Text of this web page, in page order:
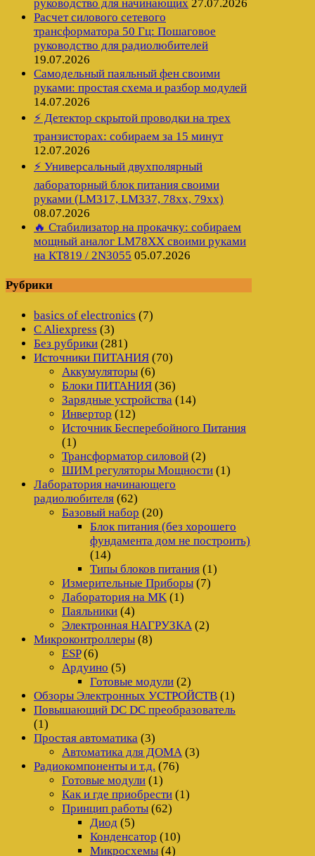
руководство для начинающих 27.07.2026
Расчет силового сетевого
трансформатора 50 Гц: Пошаговое
руководство для радиолюбителей
19.07.2026
Самодельный паяльный фен своими
руками: простая схема и разбор модулей
14.07.2026
⚡ Детектор скрытой проводки на трех
транзисторах: собираем за 15 минут
12.07.2026
⚡ Универсальный двухполярный
лабораторный блок питания своими
руками (LM317, LM337, 78xx, 79xx)
08.07.2026
🔥 Стабилизатор на прокачку: собираем
мощный аналог LM78XX своими руками
на КТ819 / 2N3055 05.07.2026
Рубрики
basics of electronics (7)
C Aliexpress (3)
Без рубрики (281)
Источники ПИТАНИЯ (70)
Аккумуляторы (6)
Блоки ПИТАНИЯ (36)
Зарядные устройства (14)
Инвертор (12)
Источник Бесперебойного Питания
(1)
Трансформатор силовой (2)
ШИМ регуляторы Мощности (1)
Лаборатория начинающего
радиолюбителя (62)
Базовый набор (20)
Блок питания (без хорошего
фундамента дом не построить)
(14)
Типы блоков питания (1)
Измерительные Приборы (7)
Лаборатория на MK (1)
Паяльники (4)
Электронная НАГРУЗКА (2)
Микроконтроллеры (8)
ESP(6)
Ардуино (5)
Готовые модули (2)
Обзоры Электронных УСТРОЙСТВ (1)
Повышающий DC DC преобразователь
(1)
Простая автоматика (3)
Автоматика для ДОМА (3)
Радиокомпоненты и т.д. (76)
Готовые модули (1)
Как и где приобрести (1)
Принцип работы (62)
Диод (5)
Конденсатор (10)
Микросхемы (4)